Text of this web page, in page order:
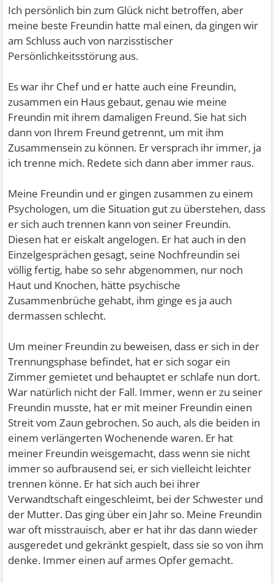
Ich persönlich bin zum Glück nicht betroffen, aber
meine beste Freundin hatte mal einen, da gingen wir
am Schluss auch von narzisstischer
Persönlichkeitsstörung aus.
Es war ihr Chef und er hatte auch eine Freundin,
zusammen ein Haus gebaut, genau wie meine
Freundin mit ihrem damaligen Freund. Sie hat sich
dann von Ihrem Freund getrennt, um mit ihm
Zusammensein zu können. Er versprach ihr immer, ja
ich trenne mich. Redete sich dann aber immer raus.
Meine Freundin und er gingen zusammen zu einem
Psychologen, um die Situation gut zu überstehen, dass
er sich auch trennen kann von seiner Freundin.
Diesen hat er eiskalt angelogen. Er hat auch in den
Einzelgesprächen gesagt, seine Nochfreundin sei
völlig fertig, habe so sehr abgenommen, nur noch
Haut und Knochen, hätte psychische
Zusammenbrüche gehabt, ihm ginge es ja auch
dermassen schlecht.
Um meiner Freundin zu beweisen, dass er sich in der
Trennungsphase befindet, hat er sich sogar ein
Zimmer gemietet und behauptet er schlafe nun dort.
War natürlich nicht der Fall. Immer, wenn er zu seiner
Freundin musste, hat er mit meiner Freundin einen
Streit vom Zaun gebrochen. So auch, als die beiden in
einem verlängerten Wochenende waren. Er hat
meiner Freundin weisgemacht, dass wenn sie nicht
immer so aufbrausend sei, er sich vielleicht leichter
trennen könne. Er hat sich auch bei ihrer
Verwandtschaft eingeschleimt, bei der Schwester und
der Mutter. Das ging über ein Jahr so. Meine Freundin
war oft misstrauisch, aber er hat ihr das dann wieder
ausgeredet und gekränkt gespielt, dass sie so von ihm
denke. Immer einen auf armes Opfer gemacht.